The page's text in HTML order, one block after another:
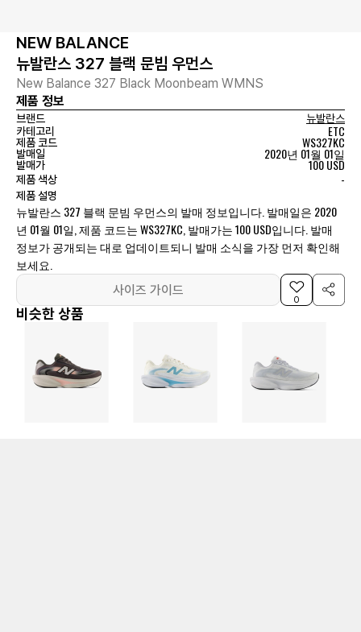
NEW BALANCE
뉴발란스 327 블랙 문빔 우먼스
New Balance 327 Black Moonbeam WMNS
제품 정보
브랜드
뉴발란스
카테고리
ETC
제품 코드 WS327KC
발매일 2020년 01월 01일
발매가 100 USD
제품 색상 -
제품 설명
뉴발란스 327 블랙 문빔 우먼스의 발매 정보입니다. 발매일은 2020
년 01월 01일, 제품 코드는 WS327KC, 발매가는 100 USD입니다. 발매
정보가 공개되는 대로 업데이트되니 발매 소식을 가장 먼저 확인해
보세요.
사이즈 가이드
0
비슷한 상품